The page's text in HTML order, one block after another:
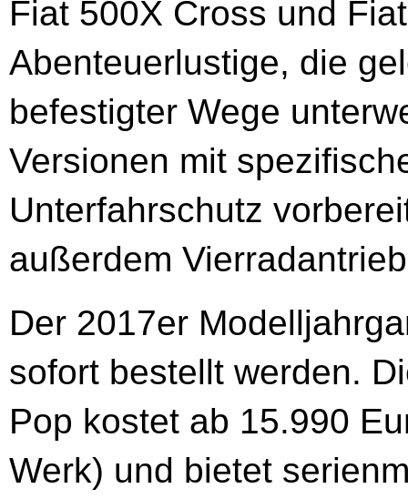
Fiat 500X Cross und
Abenteuerlustige, die
befestigter Wege
Versionen mit
Unterfahrschutz
außerdem
Der 2017er
sofort bestellt werden.
Pop kostet ab 15.990
Werk) und bietet